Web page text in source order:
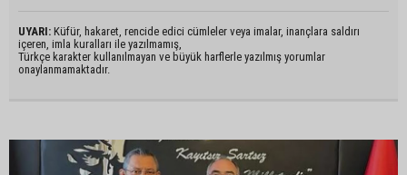
UYARI: Küfür, hakaret, rencide edici cümleler veya imalar, inançlara saldırı
içeren, imla kuralları ile yazılmamış,
Türkçe karakter kullanılmayan ve büyük harflerle yazılmış yorumlar
onaylanmamaktadır.